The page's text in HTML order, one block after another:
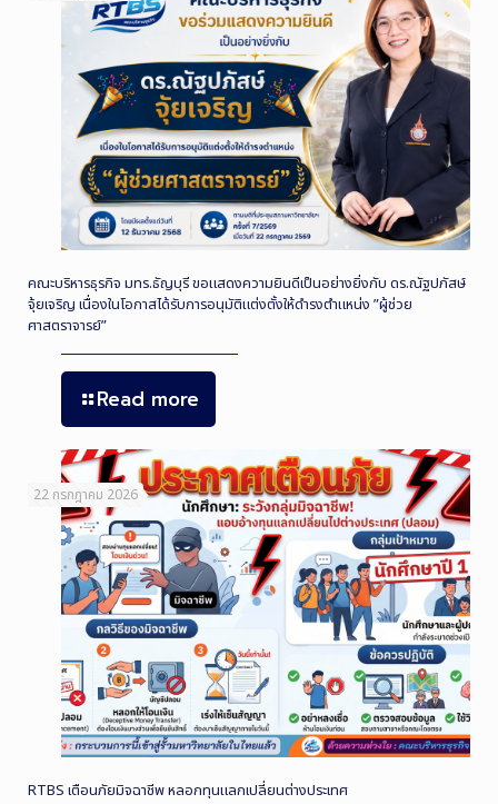
คณะบริหารธุรกิจ มทร.ธัญบุรี ขอแสดงความยินดีเป็นอย่างยิ่งกับ ดร.ณัฐปภัสษ์
จุ้ยเจริญ เนื่องในโอกาสได้รับการอนุมัติแต่งตั้งให้ดำรงตำแหน่ง ”ผู้ช่วย
ศาสตราจารย์”
Read more
22 กรกฎาคม 2026
RTBS เตือนภัยมิจฉาชีพ หลอกทุนแลกเปลี่ยนต่างประเทศ